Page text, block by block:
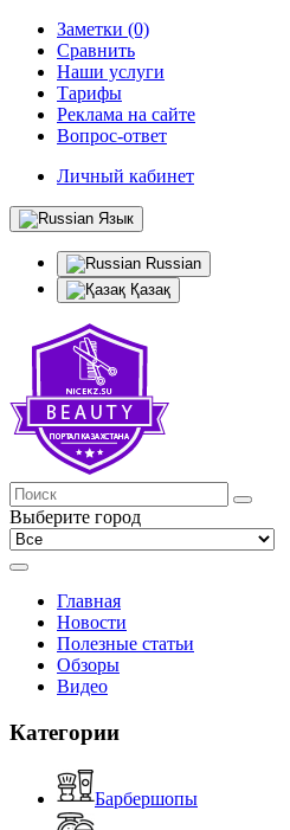
Заметки (0)
Сравнить
Наши услуги
Тарифы
Реклама на сайте
Вопрос-ответ
Личный кабинет
Язык
Russian
Қазақ
Выберите город
Главная
Новости
Полезные статьи
Обзоры
Видео
Категории
Барбершопы